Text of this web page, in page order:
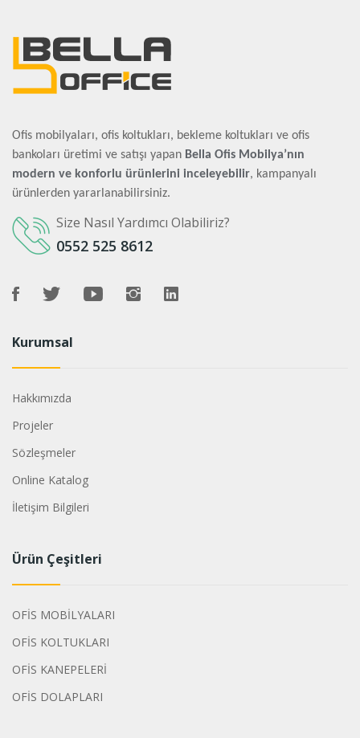
Ofis mobilyaları, ofis koltukları, bekleme koltukları ve ofis
bankoları üretimi ve satışı yapan Bella Ofis Mobilya’nın
modern ve konforlu ürünlerini inceleyebilir, kampanyalı
ürünlerden yararlanabilirsiniz.
Size Nasıl Yardımcı Olabiliriz?
0552 525 8612
Kurumsal
Hakkımızda
Projeler
Sözleşmeler
Online Katalog
İletişim Bilgileri
Ürün Çeşitleri
OFİS MOBİLYALARI
OFİS KOLTUKLARI
OFİS KANEPELERİ
OFİS DOLAPLARI